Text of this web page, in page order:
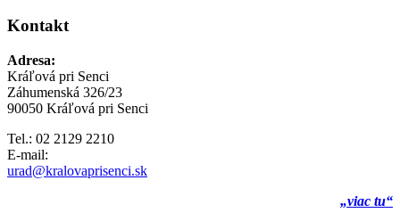
Kontakt
Adresa:
Kráľová pri Senci
Záhumenská 326/23
90050 Kráľová pri Senci
Tel.: 02 2129 2210
E-mail:
urad@kralovaprisenci.sk
„viac tu“